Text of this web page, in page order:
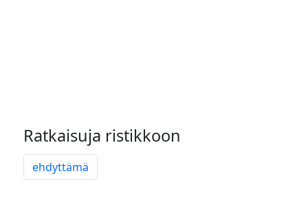
Ratkaisuja ristikkoon
ehdyttämä